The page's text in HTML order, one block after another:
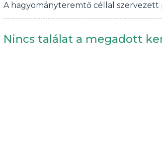
A hagyományteremtő céllal
Nincs találat a megadott